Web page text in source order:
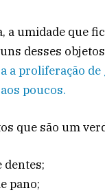
a umidade que
desses
a proliferação de
poucos.
que são um
dentes;
pano;